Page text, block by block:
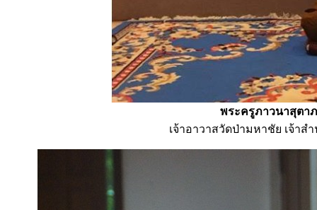
พระครูภาวนาสุตา
เจ้าอาวาสวัดป่ามหาชัย เจ้า